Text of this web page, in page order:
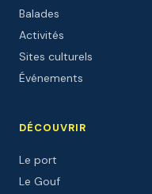
Balades
Activités
Sites culturels
Événements
DÉCOUVRIR
Le port
Le Gouf